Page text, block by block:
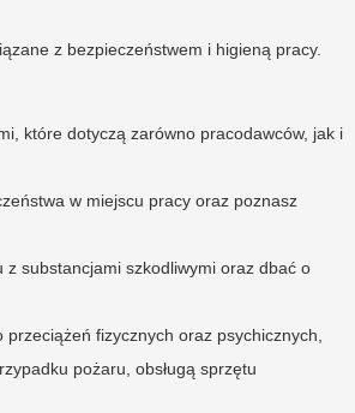
z bezpieczeństwem i higieną pracy.
które dotyczą zarówno pracodawców, jak i
w miejscu pracy oraz poznasz
z substancjami szkodliwymi oraz dbać o
fizycznych oraz psychicznych,
pożaru, obsługą sprzętu